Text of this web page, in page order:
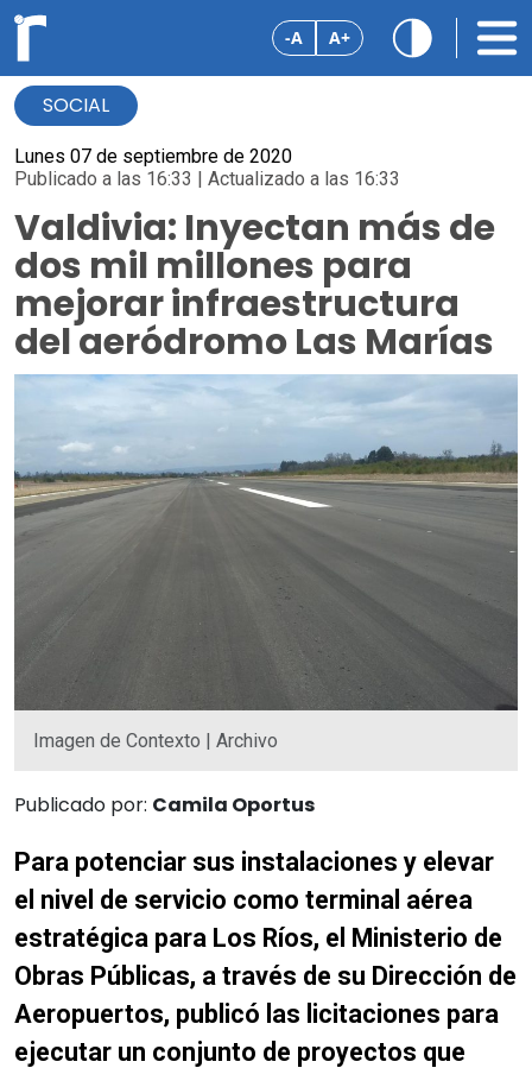
-A A+
SOCIAL
Lunes 07 de septiembre de 2020
Publicado a las 16:33 | Actualizado a las 16:33
Valdivia: Inyectan más de
dos mil millones para
mejorar infraestructura
del aeródromo Las Marías
Imagen de Contexto | Archivo
Publicado por: Camila Oportus
Para potenciar sus instalaciones y elevar
el nivel de servicio como terminal aérea
estratégica para Los Ríos, el Ministerio de
Obras Públicas, a través de su Dirección de
Aeropuertos, publicó las licitaciones para
ejecutar un conjunto de proyectos que